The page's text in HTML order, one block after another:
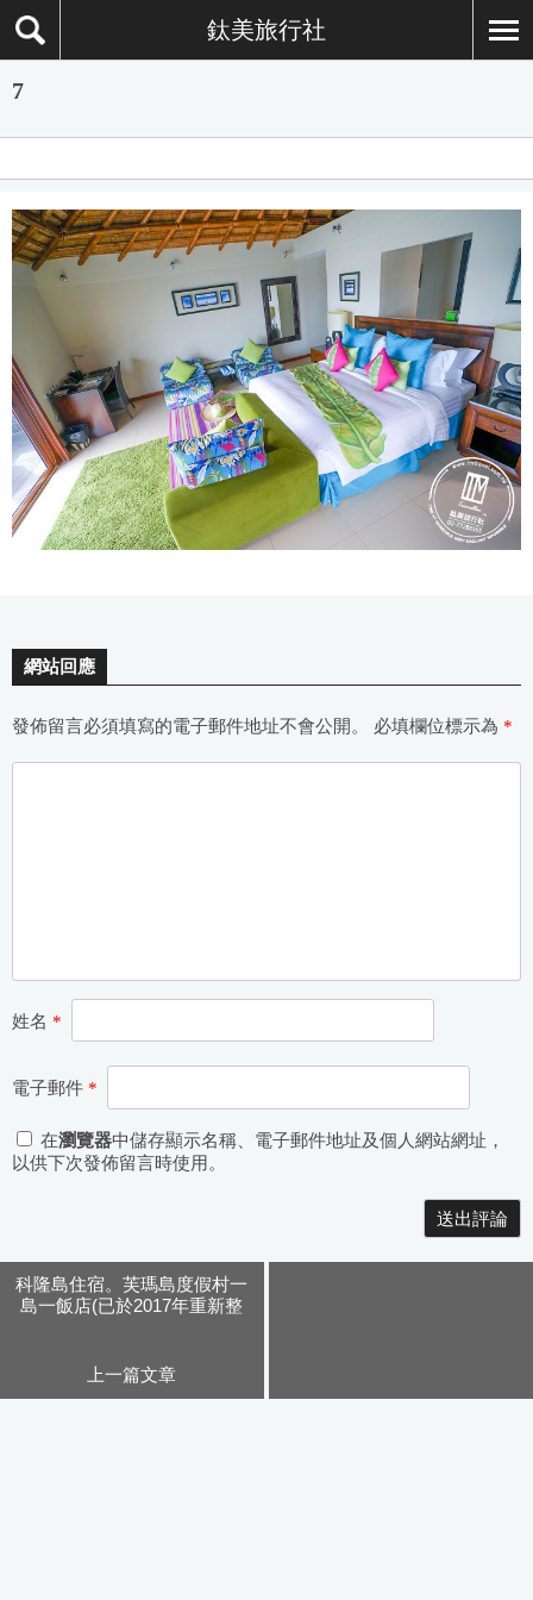
鈦美旅行社
7
網站回應
發佈留言必須填寫的電子郵件地址不會公開。 必填欄位標示為 *
姓名 *
電子郵件 *
在瀏覽器中儲存顯示名稱、電子郵件地址及個人網站網址，
以供下次發佈留言時使用。
科隆島住宿。芙瑪島度假村一
島一飯店(已於2017年重新整
上一篇文章